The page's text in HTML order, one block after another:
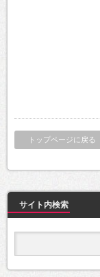
トップページに戻る
サイト内検索